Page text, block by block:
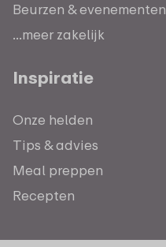
Beurzen & evenementen
...meer zakelijk
Inspiratie
Onze helden
Tips & advies
Meal preppen
Recepten